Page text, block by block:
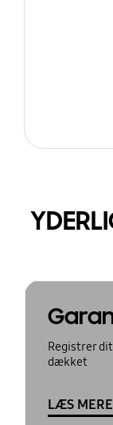
Registrer
dækket
LÆS MERE